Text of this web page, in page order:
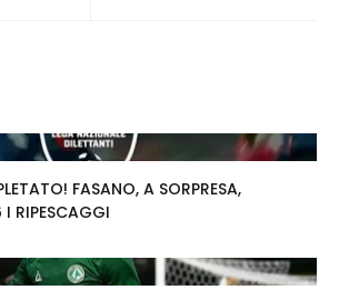
FASANO, A SORPRESA,
I RIPESCAGGI